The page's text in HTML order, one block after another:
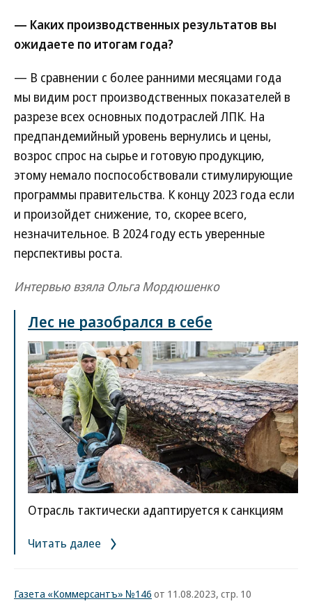
— Каких производственных результатов вы
ожидаете по итогам года?
— В сравнении с более ранними месяцами года
мы видим рост производственных показателей в
разрезе всех основных подотраслей ЛПК. На
предпандемийный уровень вернулись и цены,
возрос спрос на сырье и готовую продукцию,
этому немало поспособствовали стимулирующие
программы правительства. К концу 2023 года если
и произойдет снижение, то, скорее всего,
незначительное. В 2024 году есть уверенные
перспективы роста.
Интервью взяла Ольга Мордюшенко
Лес не разобрался в себе
Отрасль тактически адаптируется к санкциям
Читать далее
Газета «Коммерсантъ» №146 от 11.08.2023, стр. 10